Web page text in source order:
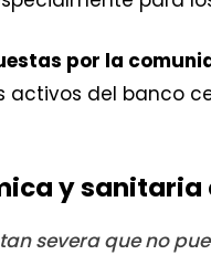
por la
activos del banco
y
severa que no